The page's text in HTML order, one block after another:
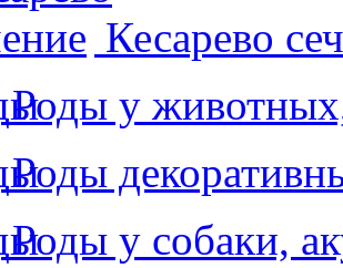
Кесарево
Роды у
Роды
Роды у собаки,